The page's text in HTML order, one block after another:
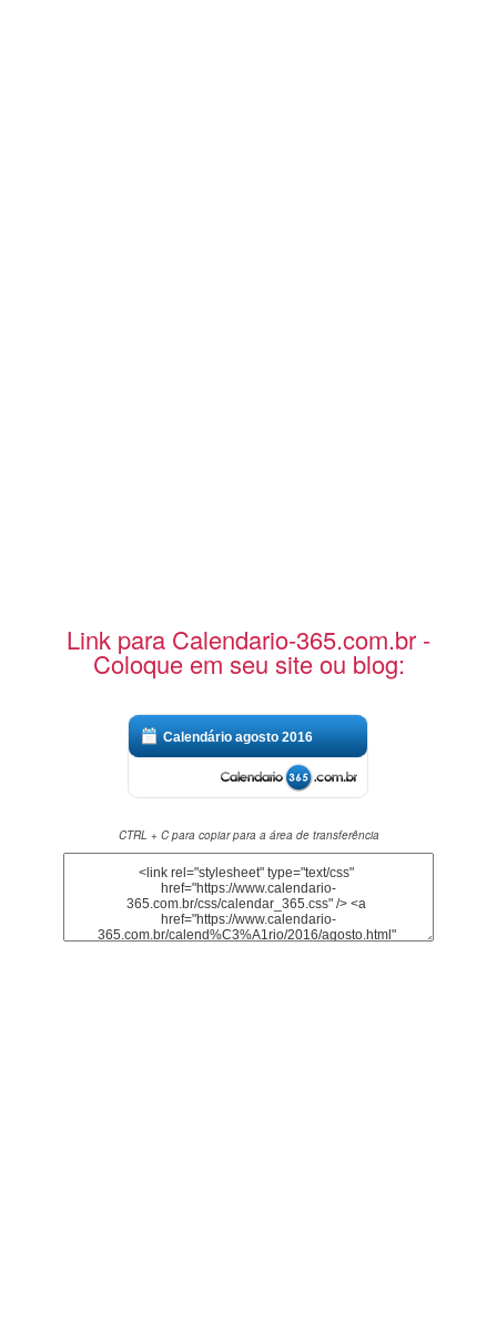
Link para Calendario-365.com.br -
Coloque em seu site ou blog:
Calendário agosto 2016
CTRL + C para copiar para a área de transferência